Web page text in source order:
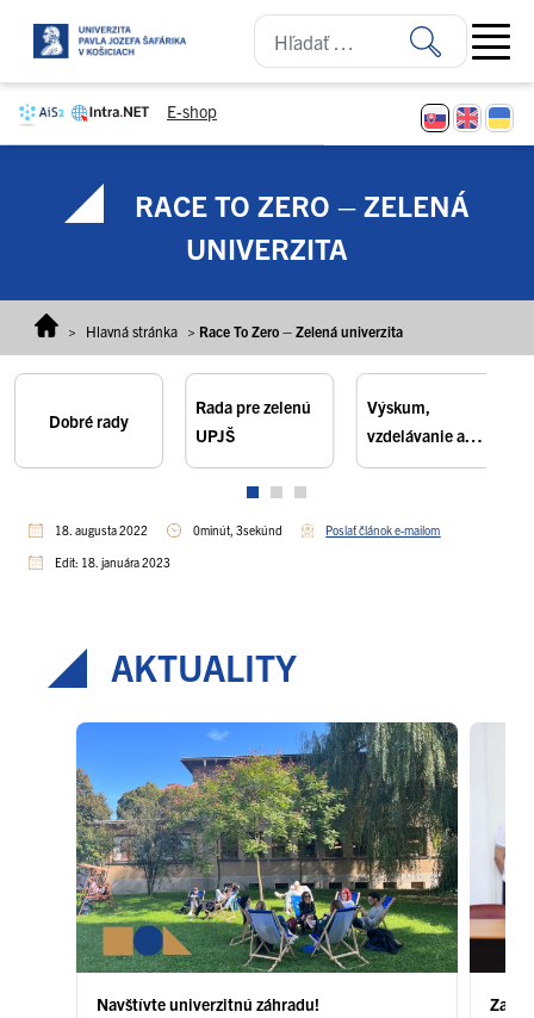
E-shop
Open
RACE TO ZERO – ZELENÁ
UNIVERZITA
> Hlavná stránka > Race To Zero – Zelená univerzita
Dobré rady
Rada pre zelenú
UPJŠ
Výskum,
vzdelávanie a
osveta
18. augusta 2022 0minút, 3sekúnd Poslať článok e-mailom
Edit: 18. januára 2023
AKTUALITY
Navštívte univerzitnú záhradu!